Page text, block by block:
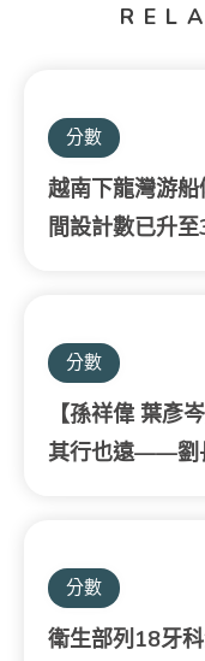
分數
越南下龍灣游
間設計數已升
分數
【孫祥偉 葉彥
其行也遠——劉
分數
衛生部列18牙